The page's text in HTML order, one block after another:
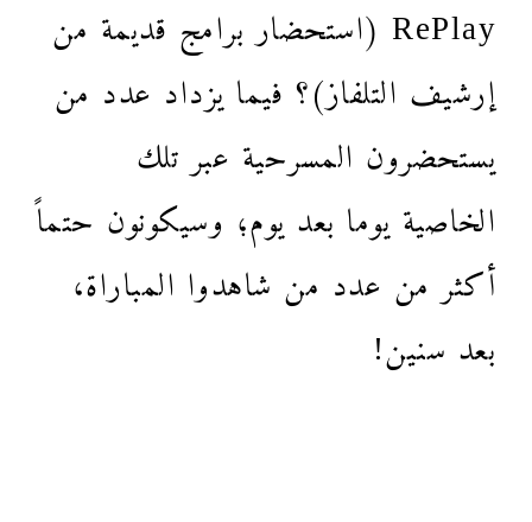
RePlay (استحضار برامج قديمة من
إرشيف التلفاز)؟ فيما يزداد عدد من
يستحضرون المسرحية عبر تلك
الخاصية يوما بعد يوم؛ وسيكونون حتماً
أكثر من عدد من شاهدوا المباراة،
بعد سنين!